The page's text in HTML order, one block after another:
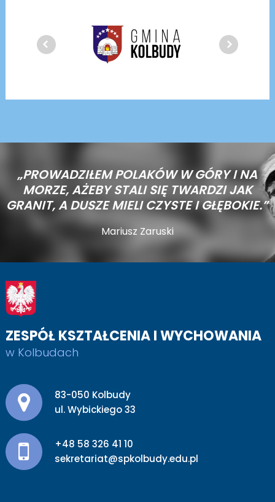
„PROWADZIŁEM POLAKÓW W GÓRY I NA
MORZE,AŻEBY STALI SIĘ TWARDZI JAK
GRANIT, A DUSZE MIELI CZYSTE I GŁĘBOKIE.”
Mariusz Zaruski
ZESPÓŁ KSZTAŁCENIA I WYCHOWANIA
w Kolbudach
Adres pocztowy:
83-050 Kolbudy
ul. Wybickiego 33
+48 58 326 41 10
sekretariat@spkolbudy.edu.pl